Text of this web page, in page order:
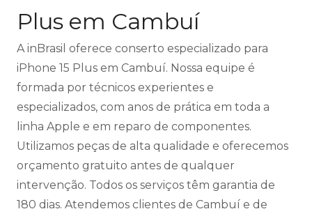
Plus em Cambuí
A inBrasil oferece conserto especializado para
iPhone 15 Plus em Cambuí. Nossa equipe é
formada por técnicos experientes e
especializados, com anos de prática em toda a
linha Apple e em reparo de componentes.
Utilizamos peças de alta qualidade e oferecemos
orçamento gratuito antes de qualquer
intervenção. Todos os serviços têm garantia de
180 dias. Atendemos clientes de Cambuí e de